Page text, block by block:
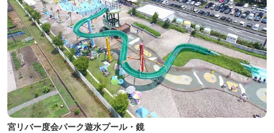
宮リバー度会パーク遊水プール・鏡